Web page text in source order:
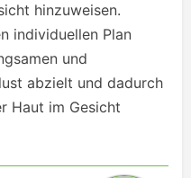
hinzuweisen.
individuellen Plan
und
abzielt und dadurch
Haut im Gesicht